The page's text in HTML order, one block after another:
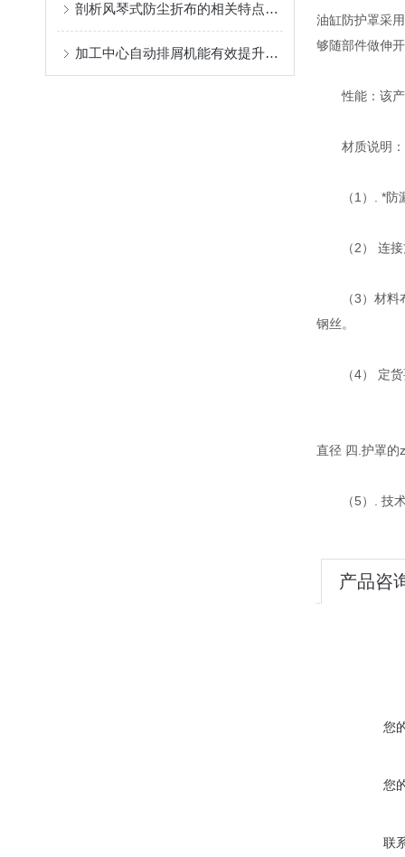
剖析风琴式防尘折布的相关特点性能，不可错过
加工中心自动排屑机能有效提升生产效率
油缸防护罩采
够随部件做伸
性能：该产
材质说明：
（1）. *防漏
（2） 连接方
（3）材料布
钢丝。
（4） 定货要
直径 四.护罩的
（5）. 技术
产品咨
您
您
联